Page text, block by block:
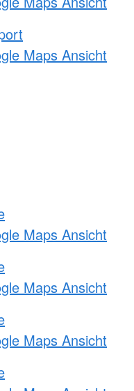
Maps Ansicht
Maps Ansicht
Maps Ansicht
Maps Ansicht